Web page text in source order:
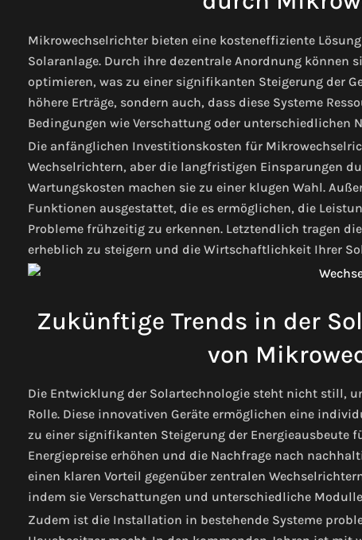
Mikrowechselrichter bieten eine kosteneffiziente
Solaranlage. Durch ihre dezentrale Anordnung können
optimieren, was zu einer signifikanten Steigerung der
höhere Erträge, sondern auch, dass diese Systeme
Bedingungen wie Verschattung oder unterschiedlichen
Die anfänglichen Investitionskosten für
Wechselrichtern, aber die langfristigen Einsparungen
Wartungskosten machen sie zu einer klugen Wahl.
Funktionen ausgestattet, die es ermöglichen, die
Probleme frühzeitig zu erkennen. Letztendlich tragen
erheblich zu steigern und die Wirtschaftlichkeit Ihrer
Zukünftige Trends in der
von
Die Entwicklung der Solartechnologie steht nicht still,
Rolle. Diese innovativen Geräte ermöglichen eine
zu einer signifikanten Steigerung der Energieausbeute
Energiepreise erhöhen und die Nachfrage nach
einen klaren Vorteil gegenüber zentralen
indem sie Verschattungen und unterschiedliche
Zudem ist die Installation in bestehende Systeme